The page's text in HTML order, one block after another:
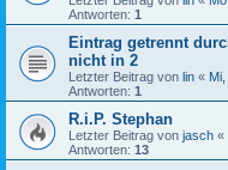
Antworten: 1
Eintrag getrennt
nicht in 2
Letzter Beitrag von lin «
Antworten: 1
R.i.P. Stephan
Letzter Beitrag von jasch «
Antworten: 13